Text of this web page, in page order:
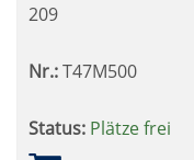
209
Nr.:T47M500
Status: Plätze frei